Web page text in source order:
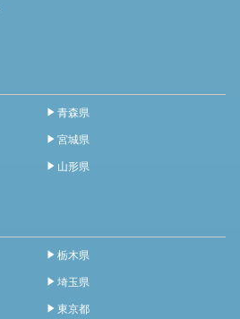
青森県
宮城県
山形県
栃木県
埼玉県
東京都